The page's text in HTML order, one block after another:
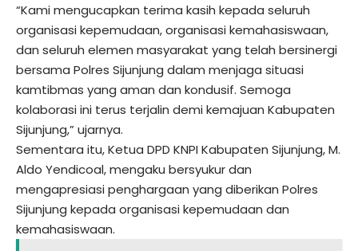
“Kami mengucapkan terima kasih kepada seluruh
organisasi kepemudaan, organisasi kemahasiswaan,
dan seluruh elemen masyarakat yang telah bersinergi
bersama Polres Sijunjung dalam menjaga situasi
kamtibmas yang aman dan kondusif. Semoga
kolaborasi ini terus terjalin demi kemajuan Kabupaten
Sijunjung,” ujarnya.
Sementara itu, Ketua DPD KNPI Kabupaten Sijunjung, M.
Aldo Yendicoal, mengaku bersyukur dan
mengapresiasi penghargaan yang diberikan Polres
Sijunjung kepada organisasi kepemudaan dan
kemahasiswaan.